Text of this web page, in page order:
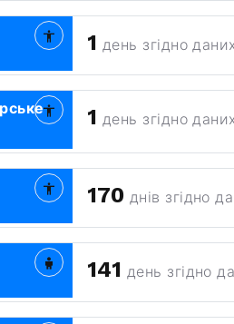
1 день згідно
1 день згідно
170 днів згідно
141 день згідно